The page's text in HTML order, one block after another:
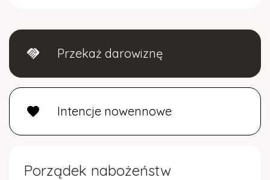
handshake Przekaż darowiznę
favorite Intencje nowennowe
Porządek nabożeństw